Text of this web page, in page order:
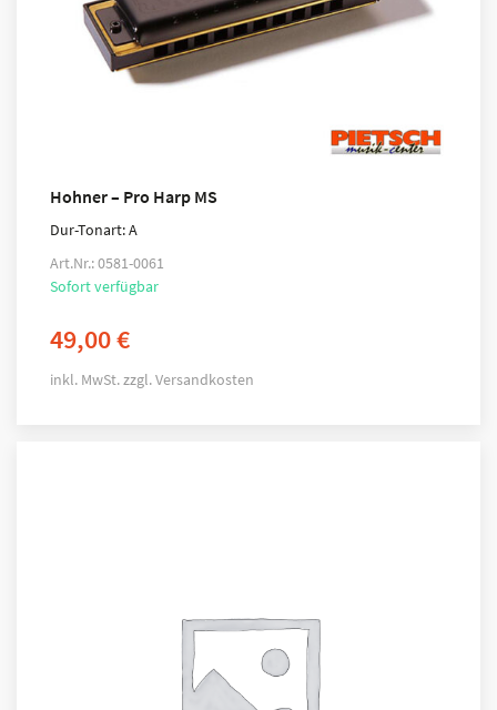
Hohner – Pro Harp MS
Dur-Tonart: A
Art.Nr.: 0581-0061
Sofort verfügbar
49,00€
inkl. MwSt. zzgl.Versandkosten